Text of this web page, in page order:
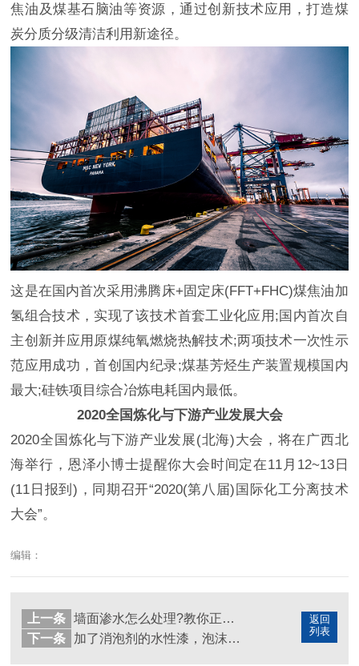
焦油及煤基石脑油等资源，通过创新技术应用，打造煤
炭分质分级清洁利用新途径。
这是在国内首次采用沸腾床+固定床(FFT+FHC)煤焦油加
氢组合技术，实现了该技术首套工业化应用;国内首次自
主创新并应用原煤纯氧燃烧热解技术;两项技术一次性示
范应用成功，首创国内纪录;煤基芳烃生产装置规模国内
最大;硅铁项目综合冶炼电耗国内最低。
2020全国炼化与下游产业发展大会
2020全国炼化与下游产业发展(北海)大会，将在广西北
海举行，恩泽小博士提醒你大会时间定在11月12~13日
(11日报到)，同期召开“2020(第八届)国际化工分离技术
大会”。
编辑：
返回
列表
上一条
墙面渗水怎么处理?教你正确使用防水涂料
下一条
加了消泡剂的水性漆，泡沫快速消失不留痕